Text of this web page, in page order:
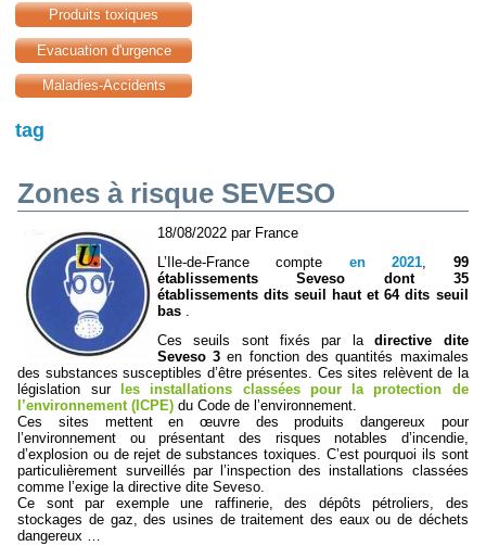
Produits toxiques
Evacuation d'urgence
Maladies-Accidents
tag
Zones à risque SEVESO
18/08/2022 par France
L’Ile-de-France compte en 2021, 99
établissements Seveso dont 35
établissements dits seuil haut et 64 dits seuil
bas.
Ces seuils sont fixés par ladirective dite
Seveso 3 en fonction des quantités maximales
des substances susceptibles d’être présentes. Ces sites relèvent de la
législation sur
les installations classées pour la protection de
l’environnement (ICPE) du Code de l’environnement.
Ces sites mettent en œuvre des produits dangereux pour
l’environnement ou présentant des risques notables d’incendie,
d’explosion ou de rejet de substances toxiques. C’est pourquoi ils sont
particulièrement surveillés par l’inspection des installations classées
comme l’exige la directive dite Seveso.
Ce sont par exemple une raffinerie, des dépôts pétroliers, des
stockages de gaz, des usines de traitement des eaux ou de déchets
dangereux …